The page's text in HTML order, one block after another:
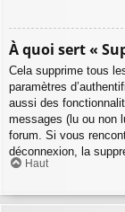
À quoi sert «
Cela supprime tous
paramètres
aussi des
messages (lu ou non
forum. Si vous
déconnexion, la
Haut